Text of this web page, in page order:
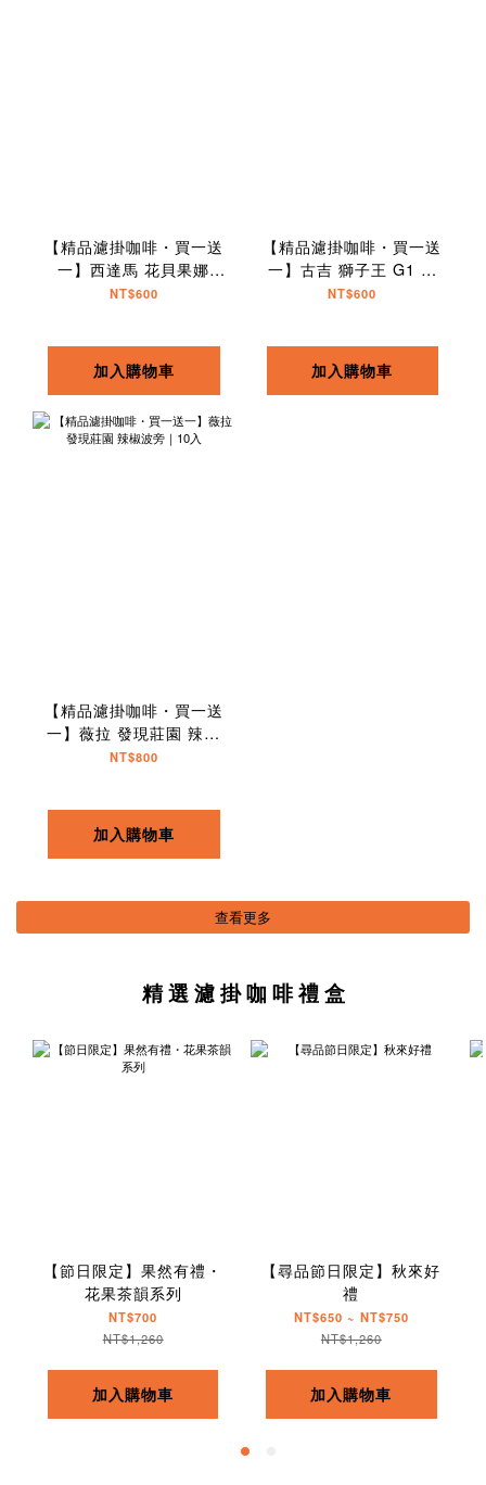
【精品濾掛咖啡・買一送
一】西達馬 花貝果娜
74158 TOP G1｜10入
NT$600
加入購物車
【精品濾掛咖啡・買一送
一】古吉 獅子王 G1 水
洗｜10入
NT$600
加入購物車
【精品濾掛咖啡・買一送
一】薇拉 發現莊園 辣椒
波旁｜10入
NT$800
加入購物車
查看更多
精 選 濾 掛 咖 啡 禮 盒
【節日限定】果然有禮・
花果茶韻系列
NT$700
NT$1,260
加入購物車
【尋品節日限定】秋來好
禮
NT$650 ~ NT$750
NT$1,260
加入購物車